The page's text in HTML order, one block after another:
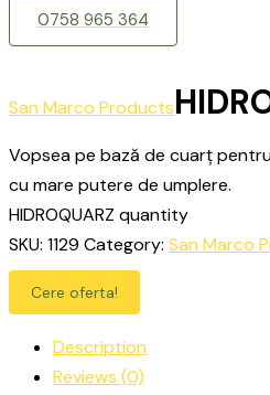
0758 965 364
San Marco Products
Vopsea pe bază de cuarț
cu mare putere de umplere.
HIDROQUARZ quantity
SKU: 1129 Category: San Marco
Cere oferta!
Description
Reviews (0)